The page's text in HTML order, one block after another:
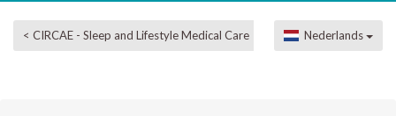
< CIRCAE - Sleep and Lifestyle Medical Care Nederlands